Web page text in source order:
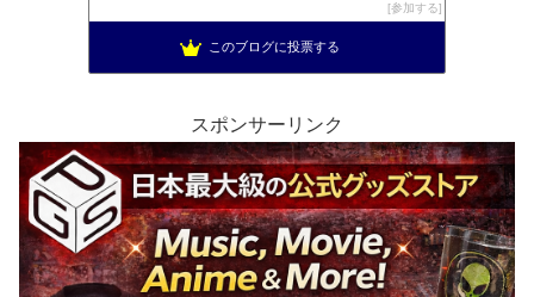
参加する
このブログに投票する
スポンサーリンク